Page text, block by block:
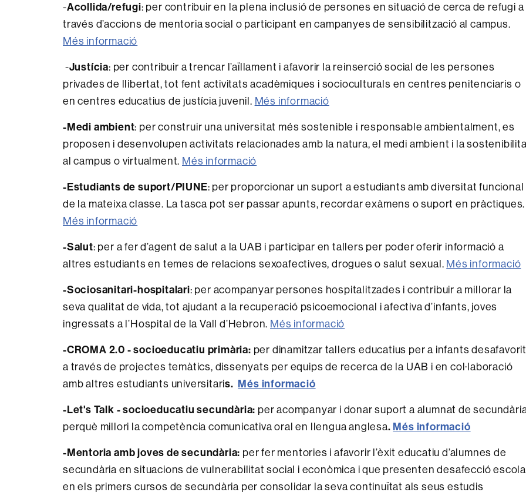
-Acollida/refugi: per contribuir en la plena inclusió de persones en situació de cerca de refugi a
través d’accions de mentoria social o participant en campanyes de sensibilització al campus.
Més informació
-Justícia: per contribuir a trencar l’aïllament i afavorir la reinserció social de les persones
privades de llibertat, tot fent activitats acadèmiques i socioculturals en centres penitenciaris o
en centres educatius de justícia juvenil. Més informació
-Medi ambient: per construir una universitat més sostenible i responsable ambientalment, es
proposen i desenvolupen activitats relacionades amb la natura, el medi ambient i la
al campus o virtualment. Més informació
-Estudiants de suport/PIUNE: per proporcionar un suport a estudiants amb diversitat funcional
de la mateixa classe. La tasca pot ser passar apunts, recordar exàmens o suport en pràctiques.
Més informació
-Salut: per a fer d’agent de salut a la UAB i participar en tallers per poder oferir informació a
altres estudiants en temes de relacions sexoafectives, drogues o salut sexual. Més informació
-Sociosanitari-hospitalari: per acompanyar persones hospitalitzades i contribuir a millorar la
seva qualitat de vida, tot ajudant a la recuperació psicoemocional i afectiva d’infants, joves
ingressats a l’Hospital de la Vall d’Hebron. Més informació
-CROMA 2.0 - socioeducatiu primària: per d inamitzar tallers educatius per a infants
a través de projectes temàtics, dissenyats per equips de recerca de la UAB i en col·laboració
amb altres estudiants universitaris. Més informació
-Let's Talk - socioeducatiu secundària: per acompanyar i donar suport a alumnat de
perquè millori la competència comunicativa oral en llengua anglesa. Més informació
-Mentoria amb joves de secundària: per fer mentories i afavorir l’èxit educatiu d’alumnes de
secundària en situacions de vulnerabilitat social i econòmica i que presenten desafecció
en els primers cursos de secundària per consolidar la seva continuïtat als seus estudis